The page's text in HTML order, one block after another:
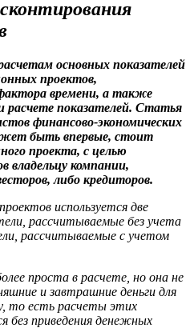
основных показателей
проектов,
времени, а также
расчете показателей. Статья
финансово-экономических
быть впервые, стоит
проекта, с целью
владельцу компании,
либо кредиторов.
используется две
рассчитываемые без учета
рассчитываемые с учетом
проста в расчете, но она не
и завтрашние деньги для
то есть расчеты этих
без приведения денежных